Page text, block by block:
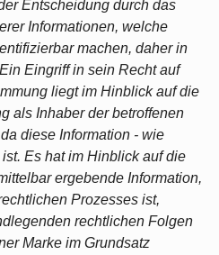
Entscheidung durch das
Informationen, welche
machen, daher in
Eingriff in sein Recht auf
liegt im Hinblick auf die
als Inhaber der betroffenen
diese Information - wie
Es hat im Hinblick auf die
ergebende Information,
Prozesses ist,
rechtlichen Folgen
Marke im Grundsatz